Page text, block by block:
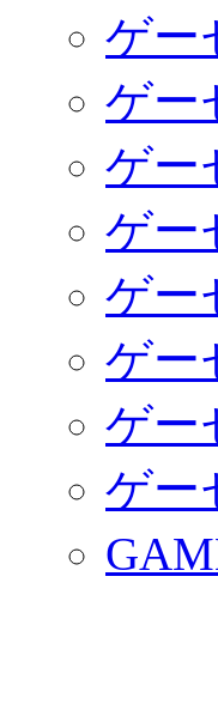
ゲー
ゲー
ゲー
ゲー
ゲー
ゲー
ゲー
ゲー